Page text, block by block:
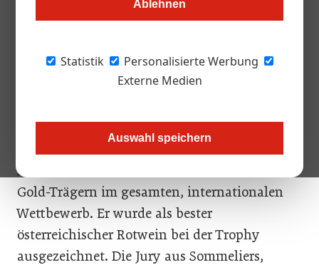
Ablehnen
Statistik
Personalisierte Werbung
Externe Medien
Auswahl speichern
2020 die höchste Auszeichnung.
Pöttelsdorf: Sein Blaufränkisch Privat
erhielt bei der Frankfurt International
Der Wein ist somit einer von nur acht Grande-
Gold-Trägern im gesamten, internationalen
Wettbewerb. Er wurde als bester
österreichischer Rotwein bei der Trophy
ausgezeichnet. Die Jury aus Sommeliers,